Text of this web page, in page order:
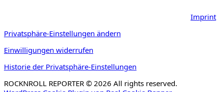
Imprint
Privatsphäre-Einstellungen ändern
Einwilligungen widerrufen
Historie der Privatsphäre-Einstellungen
ROCKNROLL REPORTER © 2026 All rights reserved.